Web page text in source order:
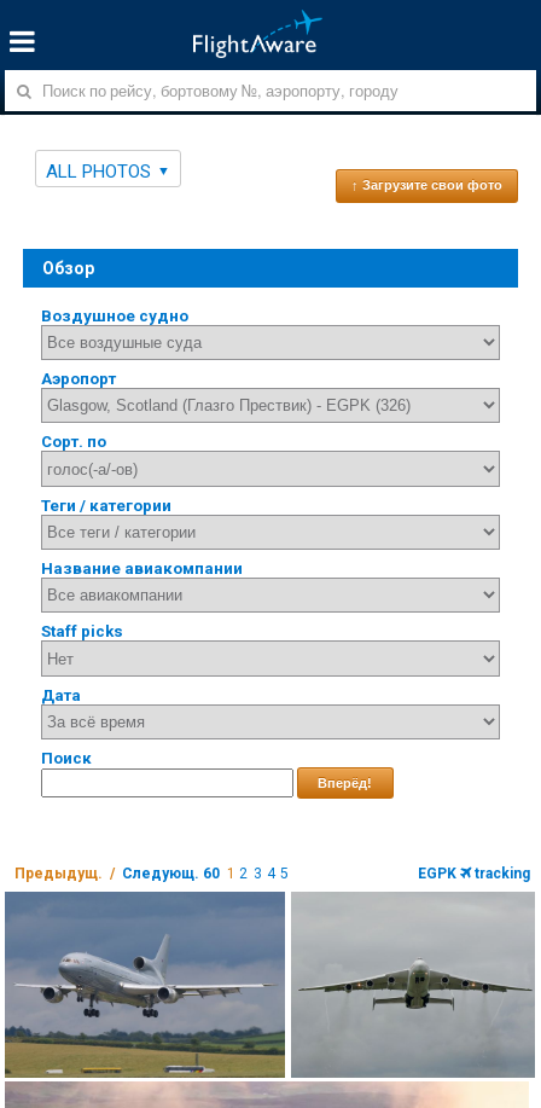
ALL PHOTOS
↑ Загрузите свои фото
Обзор
Воздушное судно
Аэропорт
Сорт. по
Теги / категории
Название авиакомпании
Staff picks
Дата
Поиск
Вперёд!
Предыдущ. / Следующ. 60 1 2 3 4 5 EGPK tracking